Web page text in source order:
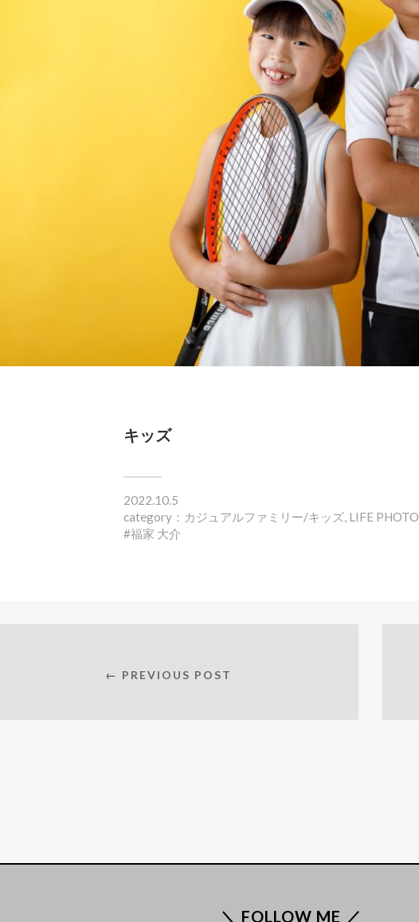
キッズ
2022.10.5
category： カジュアルファミリー/キッズ, LIFE PHOTO
福家 大介
← PREVIOUS POST
＼ FOLLOW ME ／